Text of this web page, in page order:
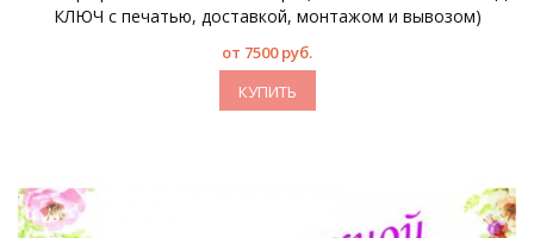
КЛЮЧ с печатью, доставкой, монтажом и вывозом)
от 7500 руб.
КУПИТЬ